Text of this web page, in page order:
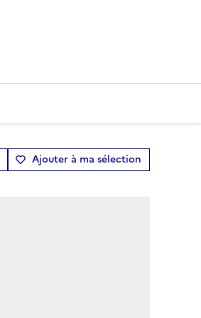
Ajouter à ma sélection